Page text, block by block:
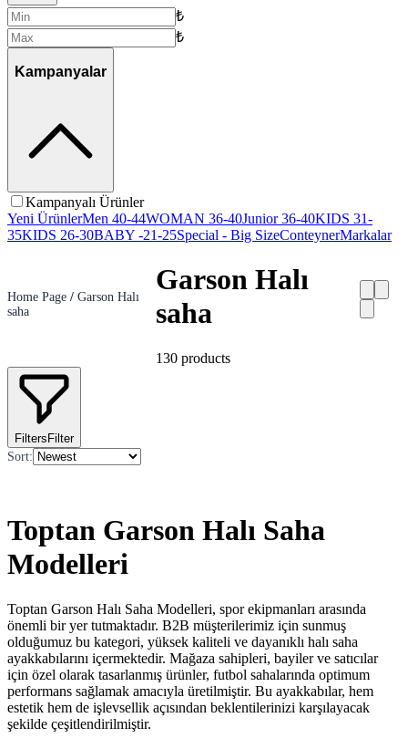
₺
₺
Kampanyalar
Kampanyalı Ürünler
Yeni ÜrünlerMen 40-44WOMAN 36-40Junior 36-40KIDS 31-
35KIDS 26-30BABY -21-25Special - Big SizeConteynerMarkalar
Home Page / Garson Halı
saha
Garson Halı
saha
130 products
FiltersFilter
Sort:
Toptan Garson Halı Saha
Modelleri
Toptan Garson Halı Saha Modelleri, spor ekipmanları arasında
önemli bir yer tutmaktadır. B2B müşterilerimiz için sunmuş
olduğumuz bu kategori, yüksek kaliteli ve dayanıklı halı saha
ayakkabılarını içermektedir. Mağaza sahipleri, bayiler ve satıcılar
için özel olarak tasarlanmış ürünler, futbol sahalarında optimum
performans sağlamak amacıyla üretilmiştir. Bu ayakkabılar, hem
estetik hem de işlevsellik açısından beklentilerinizi karşılayacak
şekilde çeşitlendirilmiştir.